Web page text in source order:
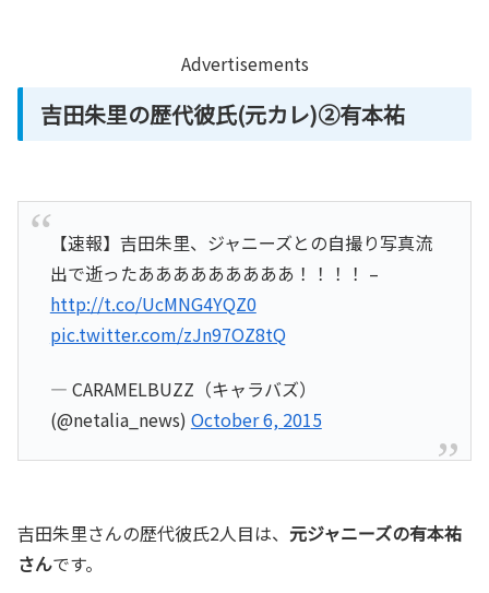
Advertisements
吉田朱里の歴代彼氏(元カレ)②有本祐
【速報】吉田朱里、ジャニーズとの自撮り写真流
出で逝ったあああああああああ！！！！ –
http://t.co/UcMNG4YQZ0
pic.twitter.com/zJn97OZ8tQ
— CARAMELBUZZ（キャラバズ）
(@netalia_news) October 6, 2015
吉田朱里さんの歴代彼氏2人目は、 元ジャニーズの有本祐
さんです。